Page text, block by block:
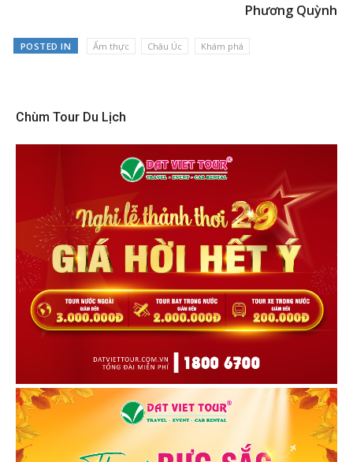
Phương Quỳnh
POSTED IN Ẩm thực Châu Úc Khám phá
Chùm Tour Du Lịch